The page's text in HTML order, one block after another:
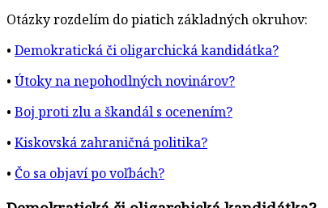
Otázky rozdelím do piatich základných okruhov:
• Demokratická či oligarchická kandidátka?
• Útoky na nepohodlných novinárov?
• Boj proti zlu a škandál s ocenením?
• Kiskovská zahraničná politika?
• Čo sa objaví po voľbách?